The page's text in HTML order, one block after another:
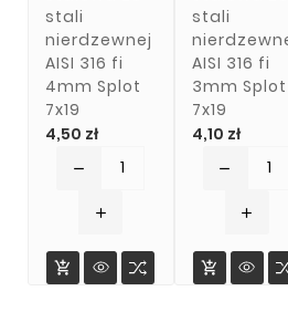
stali
nierdzewnej
AISI 316 fi
4mm Splot
7x19
4,50 złCena
remove
add

stali
AISI 316 fi
3mm Splot
7x19
4,10 złCena
remove
add
